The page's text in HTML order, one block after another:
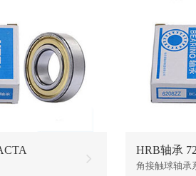
HRB轴承
角接触球轴承